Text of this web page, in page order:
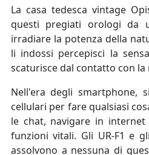
La casa tedesca vintage
questi pregiati orologi da
irradiare la potenza della
li indossi percepisci la
scaturisce dal contatto con la
Nell'era degli smartphone,
cellulari per fare qualsiasi
le chat, navigare in
funzioni vitali. Gli UR-F1 e
assolvono a nessuna di